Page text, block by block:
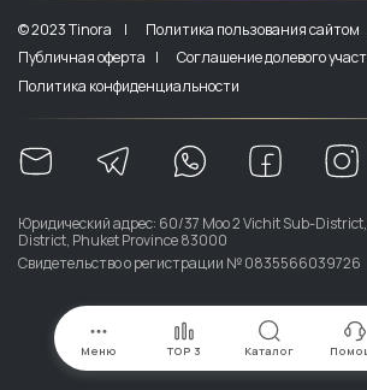
Меню TOP 3 Каталог
© 2023 Tinora |
Политика пользования
Публичная оферта |
Соглашение долевого
Политика конфиденциальности
Юридический адрес: 60/37 Moo 2 Vichit Sub-
District, Phuket Province 83000
Свидетельство о регистрации № 0835566039726